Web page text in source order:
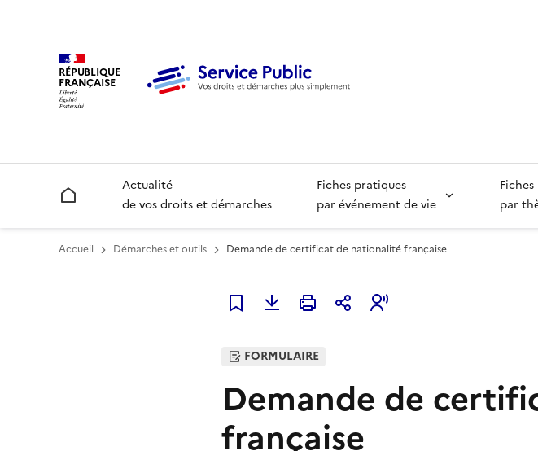
RÉPUBLIQUE
FRANÇAISE
Accueil
Actualité
de vos droits et démarches
Fiches pratiques
par événement de vie
par
Accueil Démarches et outils Demande de certificat de nationalité française
Ajouter à mes favoris
FORMULAIRE
Demande de
française